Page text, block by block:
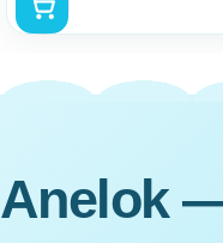
Anelok